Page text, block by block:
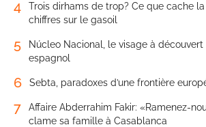
4
Trois dirhams de trop? Ce que cache
chiffres sur le gasoil
5
Núcleo Nacional, le visage à
espagnol
6 Sebta, paradoxes d’une frontière
7
Affaire Abderrahim Fakir: «Ramenez-
clame sa famille à Casablanca